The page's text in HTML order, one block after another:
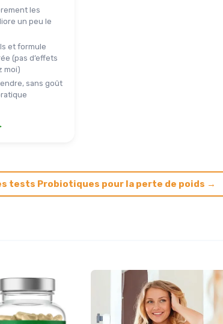
les
un peu le
et formule
(pas d’effets
moi)
sans goût
tests Probiotiques pour la perte de poids →